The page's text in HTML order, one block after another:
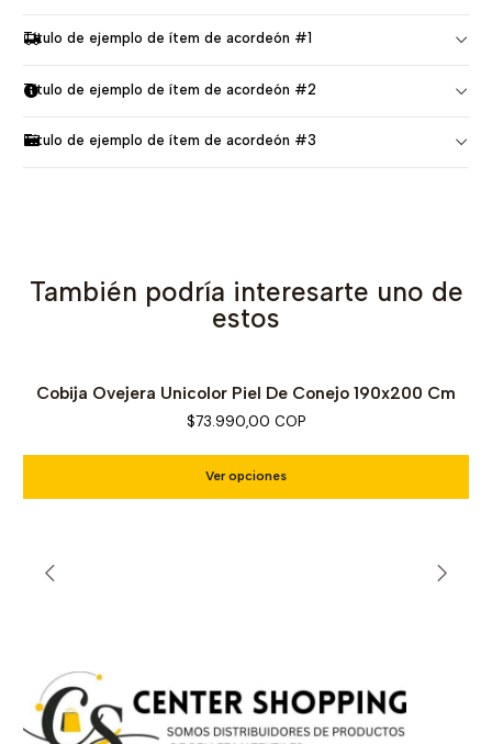
Título de ejemplo de ítem de acordeón #1
Título de ejemplo de ítem de acordeón #2
Título de ejemplo de ítem de acordeón #3
También podría interesarte uno de
estos
Cobija Ovejera Unicolor Piel De Conejo 190x200 Cm
$73.990,00 COP
Ver opciones